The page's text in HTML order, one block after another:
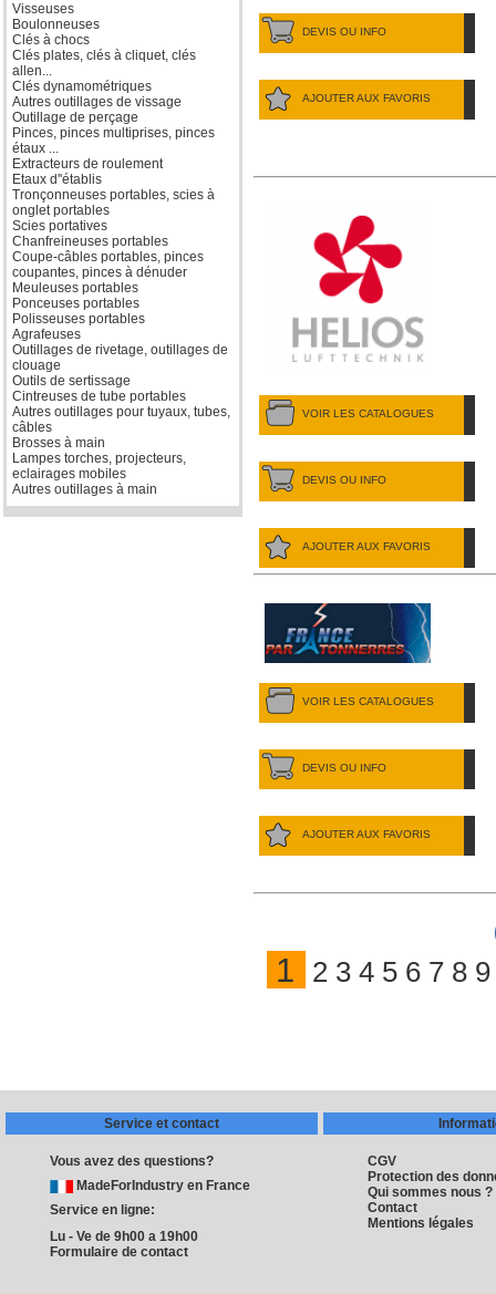
Visseuses
Boulonneuses
Clés à chocs
Clés plates, clés à cliquet, clés
allen...
Clés dynamométriques
Autres outillages de vissage
Outillage de perçage
Pinces, pinces multiprises, pinces
étaux ...
Extracteurs de roulement
Etaux d''établis
Tronçonneuses portables, scies à
onglet portables
Scies portatives
Chanfreineuses portables
Coupe-câbles portables, pinces
coupantes, pinces à dénuder
Meuleuses portables
Ponceuses portables
Polisseuses portables
Agrafeuses
Outillages de rivetage, outillages de
clouage
Outils de sertissage
Cintreuses de tube portables
Autres outillages pour tuyaux, tubes,
câbles
Brosses à main
Lampes torches, projecteurs,
eclairages mobiles
Autres outillages à main
DEVIS OU INFO
AJOUTER AUX FAVORIS
VOIR LES CATALOGUES
DEVIS OU INFO
AJOUTER AUX FAVORIS
VOIR LES CATALOGUES
DEVIS OU INFO
AJOUTER AUX FAVORIS
1 2 3 4 5 6 7 8 9
Service et contact
Vous avez des questions?
MadeForIndustry en France
Service en ligne:
Lu - Ve de 9h00 a 19h00
Formulaire de contact
CGV
Protection des
Qui sommes nous ?
Contact
Mentions légales